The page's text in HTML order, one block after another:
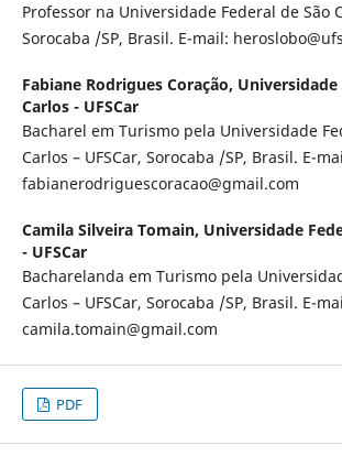
Professor na Universidade Federal de São
Sorocaba /SP, Brasil. E-mail:
Fabiane Rodrigues Coração, Universidade
Carlos - UFSCar
Bacharel em Turismo pela Universidade
Carlos – UFSCar, Sorocaba /SP, Brasil. E-
fabianerodriguescoracao@gmail.com
Camila Silveira Tomain, Universidade
- UFSCar
Bacharelanda em Turismo pela
Carlos – UFSCar, Sorocaba /SP, Brasil. E-
camila.tomain@gmail.com
PDF